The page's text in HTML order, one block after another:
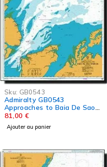
Sku: GB0543
Admiralty GB0543
Approaches to Baia De Sao
Marcos
81,00 €
Ajouter au panier